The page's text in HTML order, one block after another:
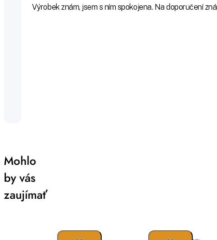
Výrobek znám, jsem s ním spokojena. Na doporučení
Mohlo
by vás
zaujímať